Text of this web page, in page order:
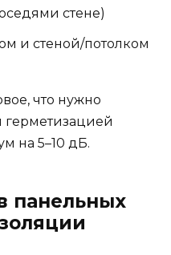
стене)
и стеной/потолком
что нужно
герметизацией
на 5–10 дБ.
панельных